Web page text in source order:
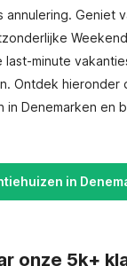
annulering. Geniet
minute
Ontdek hieronder
in Denemarken en
in
onze 5k+